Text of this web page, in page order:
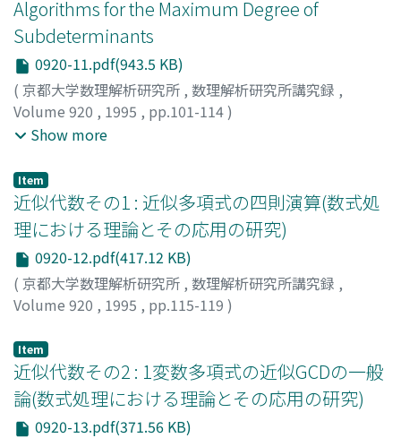
Algorithms for the Maximum Degree of
Subdeterminants
0920-11.pdf(943.5 KB)
( 京都大学数理解析研究所 , 数理解析研究所講究録 ,
Volume 920 , 1995 , pp.101-114)
IWATA, Satoru
クタ, イズミ
Show more
Item
近似代数その1 : 近似多項式の四則演算(数式処
理における理論とその応用の研究)
0920-12.pdf(417.12 KB)
( 京都大学数理解析研究所 , 数理解析研究所講究録 ,
Volume 920 , 1995 , pp.115-119 )
Item
近似代数その2 : 1変数多項式の近似GCDの一般
論(数式処理における理論とその応用の研究)
0920-13.pdf(371.56 KB)